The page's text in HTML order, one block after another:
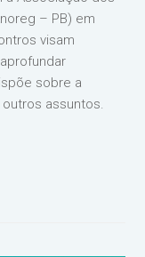
– PB) em
visam
sobre a
assuntos.